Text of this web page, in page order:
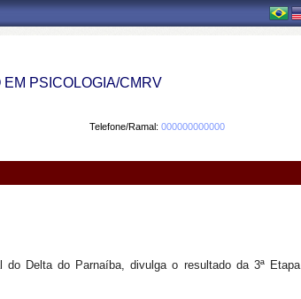
PSICOLOGIA/CMRV
Telefone/Ramal: 000000000000
do Delta do Parnaíba, divulga o resultado da 3ª Etapa